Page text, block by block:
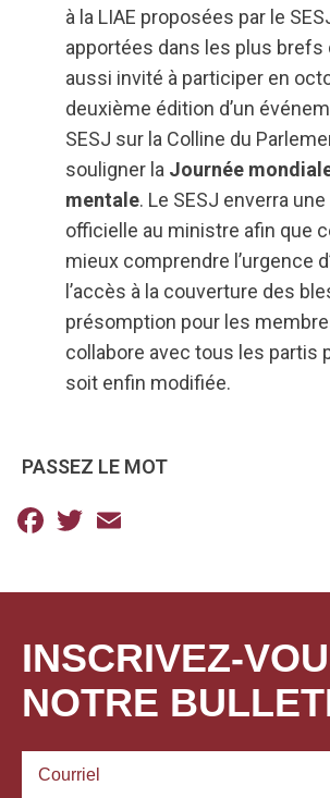
à la LIAE proposées par le
apportées dans les plus brefs
aussi invité à participer en
deuxième édition d’un
SESJ sur la Colline du
souligner la Journée
mentale. Le SESJ enverra
officielle au ministre afin que
mieux comprendre l’urgence
l’accès à la couverture des
présomption pour les
collabore avec tous les partis
soit enfin modifiée.
PASSEZ LE MOT
Facebook
Twitter
INSCRIVEZ-
NOTRE